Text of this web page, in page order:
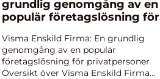
grundlig genomgång av en
populär företagslösning för
Visma Enskild Firma: En grundlig
genomgång av en populär
företagslösning för privatpersoner
Översikt över Visma Enskild Firma